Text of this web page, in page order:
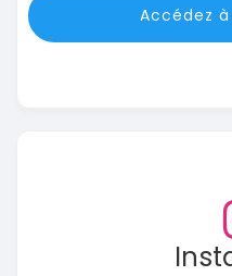
Accédez